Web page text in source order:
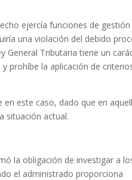
ejercía funciones de gestión
una violación del debido
General Tributaria tiene un
prohíbe la aplicación de
este caso, dado que en
situación actual.
la obligación de investigar a
el administrado proporciona